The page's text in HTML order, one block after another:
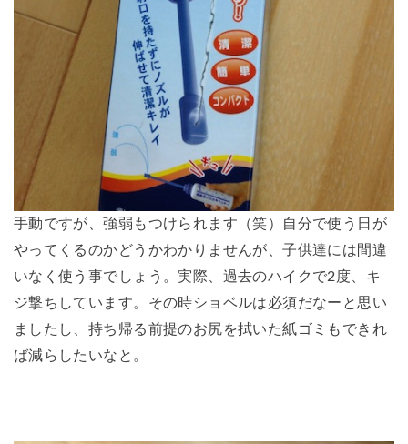
手動ですが、強弱もつけられます（笑）自分で使う日が
やってくるのかどうかわかりませんが、子供達には間違
いなく使う事でしょう。実際、過去のハイクで2度、キ
ジ撃ちしています。その時ショベルは必須だなーと思い
ましたし、持ち帰る前提のお尻を拭いた紙ゴミもできれ
ば減らしたいなと。